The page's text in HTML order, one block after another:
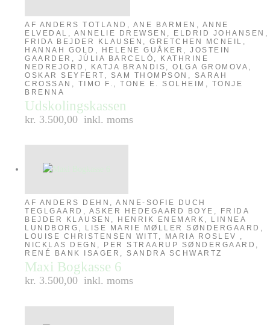
AF ANDERS TOTLAND, ANE BARMEN, ANNE
ELVEDAL, ANNELIE DREWSEN, ELDRID JOHANSEN,
FRIDA BEJDER KLAUSEN, GRETCHEN MCNEIL,
HANNAH GOLD, HELENE GUÅKER, JOSTEIN
GAARDER, JÚLIA BARCELÓ, KATHRINE
NEDREJORD, KATJA BRANDIS, OLGA GROMOVA,
OSKAR SEYFERT, SAM THOMPSON, SARAH
CROSSAN, TIMO F., TONE E. SOLHEIM, TONJE
BRENNA
Udskolingskassen
kr. 3.500,00 inkl. moms
AF ANDERS DEHN, ANNE-SOFIE DUCH
TEGLGAARD, ASKER HEDEGAARD BOYE, FRIDA
BEJDER KLAUSEN, HENRIK ENEMARK, LINNEA
LUNDBORG, LISE MARIE MØLLER SØNDERGAARD,
LOUISE CHRISTENSEN WITT, MARIA ROSLEV ,
NICKLAS DEGN, PER STRAARUP SØNDERGAARD,
RENÉ BANK ISAGER, SANDRA SCHWARTZ
Maxi Bogkasse 6
kr. 3.500,00 inkl. moms